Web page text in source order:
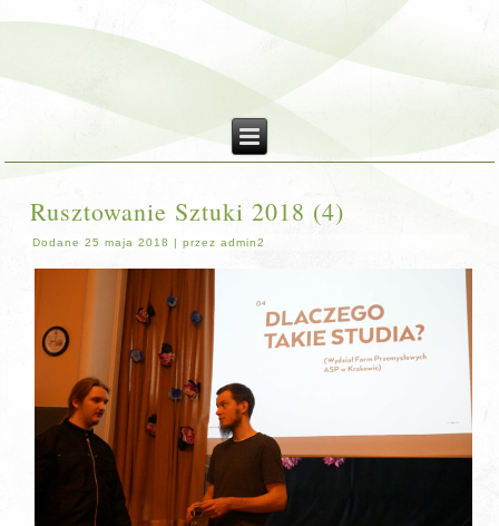
Rusztowanie Sztuki 2018 (4)
Dodane 25 maja 2018 |przez admin2